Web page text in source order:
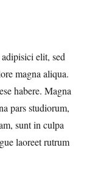
elit, sed
magna aliqua.
habere. Magna
pars studiorum,
sunt in culpa
laoreet rutrum